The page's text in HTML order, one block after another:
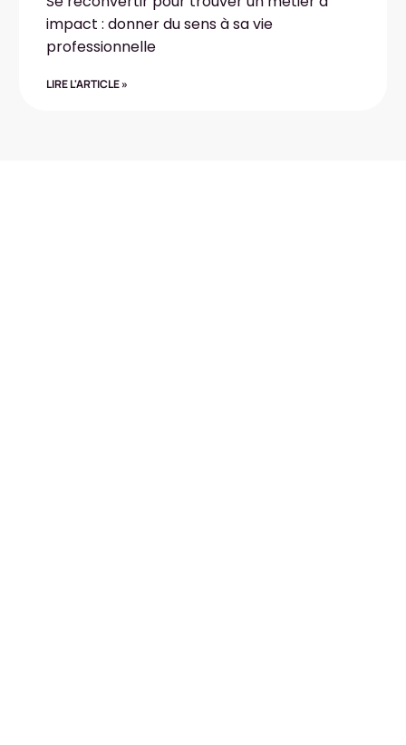
impact : donner du sens à sa vie
professionnelle
LIRE L'ARTICLE »